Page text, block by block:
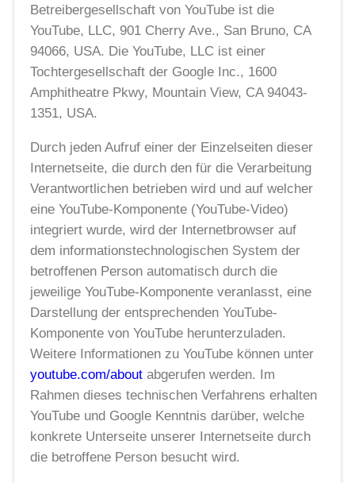
Betreibergesellschaft von YouTube ist die
YouTube, LLC, 901 Cherry Ave., San Bruno, CA
94066, USA. Die YouTube, LLC ist einer
Tochtergesellschaft der Google Inc., 1600
Amphitheatre Pkwy, Mountain View, CA 94043-
1351, USA.
Durch jeden Aufruf einer der Einzelseiten dieser
Internetseite, die durch den für die Verarbeitung
Verantwortlichen betrieben wird und auf welcher
eine YouTube-Komponente (YouTube-Video)
integriert wurde, wird der Internetbrowser auf
dem informationstechnologischen System der
betroffenen Person automatisch durch die
jeweilige YouTube-Komponente veranlasst, eine
Darstellung der entsprechenden YouTube-
Komponente von YouTube herunterzuladen.
Weitere Informationen zu YouTube können unter
youtube.com/about abgerufen werden. Im
Rahmen dieses technischen Verfahrens erhalten
YouTube und Google Kenntnis darüber, welche
konkrete Unterseite unserer Internetseite durch
die betroffene Person besucht wird.